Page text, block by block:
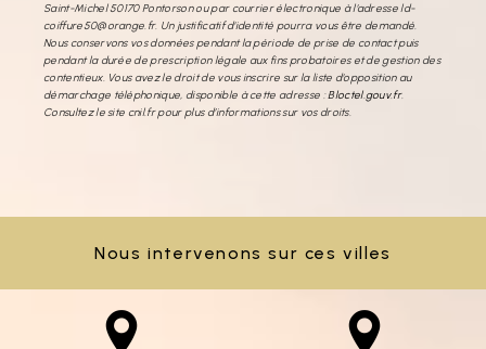
Saint-Michel 50170 Pontorson ou par courrier électronique à l'adresse ld-
coiffure50@orange.fr. Un justificatif d'identité pourra vous être demandé.
Nous conservons vos données pendant la période de prise de contact puis
pendant la durée de prescription légale aux fins probatoires et de gestion des
contentieux. Vous avez le droit de vous inscrire sur la liste d'opposition au
démarchage téléphonique, disponible à cette adresse :Bloctel.gouv.fr.
Consultez le site cnil.fr pour plus d’informations sur vos droits.
Nous intervenons sur ces villes